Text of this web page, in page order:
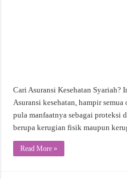
Cari Asuransi Kesehatan Syariah?
Asuransi kesehatan, hampir
pula manfaatnya sebagai proteksi
berupa kerugian fisik maupun
Read More »